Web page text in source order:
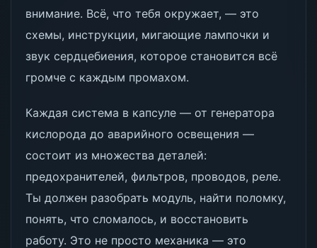
внимание. Всё, что тебя окружает, — это
схемы, инструкции, мигающие лампочки и
звук сердцебиения, которое становится всё
громче с каждым промахом.
Каждая система в капсуле — от генератора
кислорода до аварийного освещения —
состоит из множества деталей:
предохранителей, фильтров, проводов, реле.
Ты должен разобрать модуль, найти поломку,
понять, что сломалось, и восстановить
работу. Это не просто механика — это